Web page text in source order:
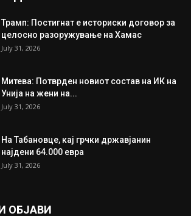
Трамп: Постигнат е историски договор за
целосно разоружување на Хамас
July 31, 2026
Митева: Потврден новиот состав на ИК на
Унија на жени на...
July 31, 2026
На Табановце, кај грчки државјанин
најдени 64.000 евра
July 31, 2026
ОБЈАВИ